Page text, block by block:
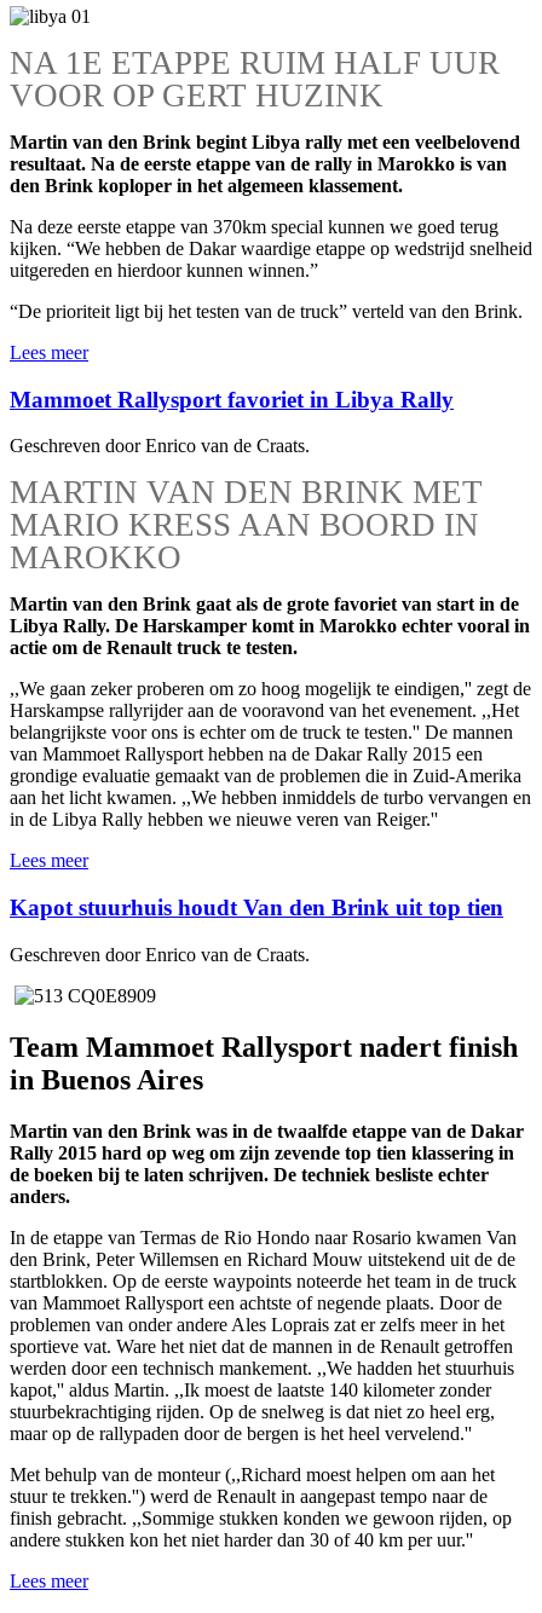
NA 1E ETAPPE RUIM HALF UUR
VOOR OP GERT HUZINK
Martin van den Brink begint Libya rally met een veelbelovend
resultaat. Na de eerste etappe van de rally in Marokko is van
den Brink koploper in het algemeen klassement.
Na deze eerste etappe van 370km special kunnen we goed terug
kijken. “We hebben de Dakar waardige etappe op wedstrijd snelheid
uitgereden en hierdoor kunnen winnen.”
“De prioriteit ligt bij het testen van de truck” verteld van den Brink.
Lees meer
Mammoet Rallysport favoriet in Libya Rally
Geschreven door Enrico van de Craats.
MARTIN VAN DEN BRINK MET
MARIO KRESS AAN BOORD IN
MAROKKO
Martin van den Brink gaat als de grote favoriet van start in de
Libya Rally. De Harskamper komt in Marokko echter vooral in
actie om de Renault truck te testen.
,,We gaan zeker proberen om zo hoog mogelijk te eindigen,'' zegt de
Harskampse rallyrijder aan de vooravond van het evenement. ,,Het
belangrijkste voor ons is echter om de truck te testen.'' De mannen
van Mammoet Rallysport hebben na de Dakar Rally 2015 een
grondige evaluatie gemaakt van de problemen die in Zuid-Amerika
aan het licht kwamen. ,,We hebben inmiddels de turbo vervangen en
in de Libya Rally hebben we nieuwe veren van Reiger.''
Lees meer
Kapot stuurhuis houdt Van den Brink uit top tien
Geschreven door Enrico van de Craats.
Team Mammoet Rallysport nadert finish
in Buenos Aires
Martin van den Brink was in de twaalfde etappe van de Dakar
Rally 2015 hard op weg om zijn zevende top tien klassering in
de boeken bij te laten schrijven. De techniek besliste echter
anders.
In de etappe van Termas de Rio Hondo naar Rosario kwamen Van
den Brink, Peter Willemsen en Richard Mouw uitstekend uit de de
startblokken. Op de eerste waypoints noteerde het team in de truck
van Mammoet Rallysport een achtste of negende plaats. Door de
problemen van onder andere Ales Loprais zat er zelfs meer in het
sportieve vat. Ware het niet dat de mannen in de Renault getroffen
werden door een technisch mankement. ,,We hadden het stuurhuis
kapot,'' aldus Martin. ,,Ik moest de laatste 140 kilometer zonder
stuurbekrachtiging rijden. Op de snelweg is dat niet zo heel erg,
maar op de rallypaden door de bergen is het heel vervelend.''
Met behulp van de monteur (,,Richard moest helpen om aan het
stuur te trekken.'') werd de Renault in aangepast tempo naar de
finish gebracht. ,,Sommige stukken konden we gewoon rijden, op
andere stukken kon het niet harder dan 30 of 40 km per uur.''
Lees meer